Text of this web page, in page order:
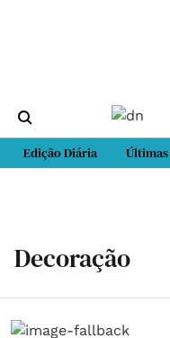
Edição Diária Últimas
Decoração